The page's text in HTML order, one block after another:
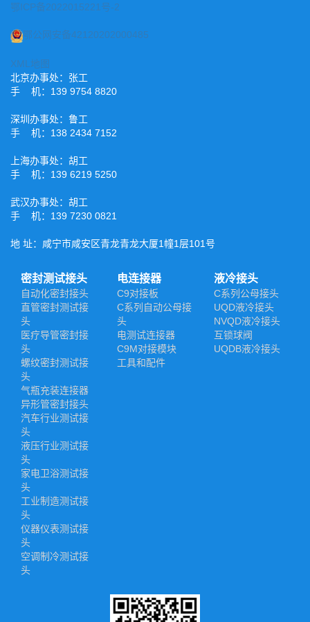
鄂ICP备2022015221号-2
鄂公网安备42120202000485
XML地图
北京办事处：张工
手 机：139 9754 8820
深圳办事处：鲁工
手 机：138 2434 7152
上海办事处：胡工
手 机：139 6219 5250
武汉办事处：胡工
手 机：139 7230 0821
地 址：咸宁市咸安区青龙青龙大厦1幢1层101号
密封测试接头
自动化密封接头
直管密封测试接
头
医疗导管密封接
头
螺纹密封测试接
头
气瓶充装连接器
异形管密封接头
汽车行业测试接
头
液压行业测试接
头
家电卫浴测试接
头
工业制造测试接
头
仪器仪表测试接
头
空调制冷测试接
头
电连接器
C9对接板
C系列自动公母接
头
电测试连接器
C9M对接模块
工具和配件
液冷接头
C系列公母接头
UQD液冷接头
NVQD液冷接头
互锁球阀
UQDB液冷接头